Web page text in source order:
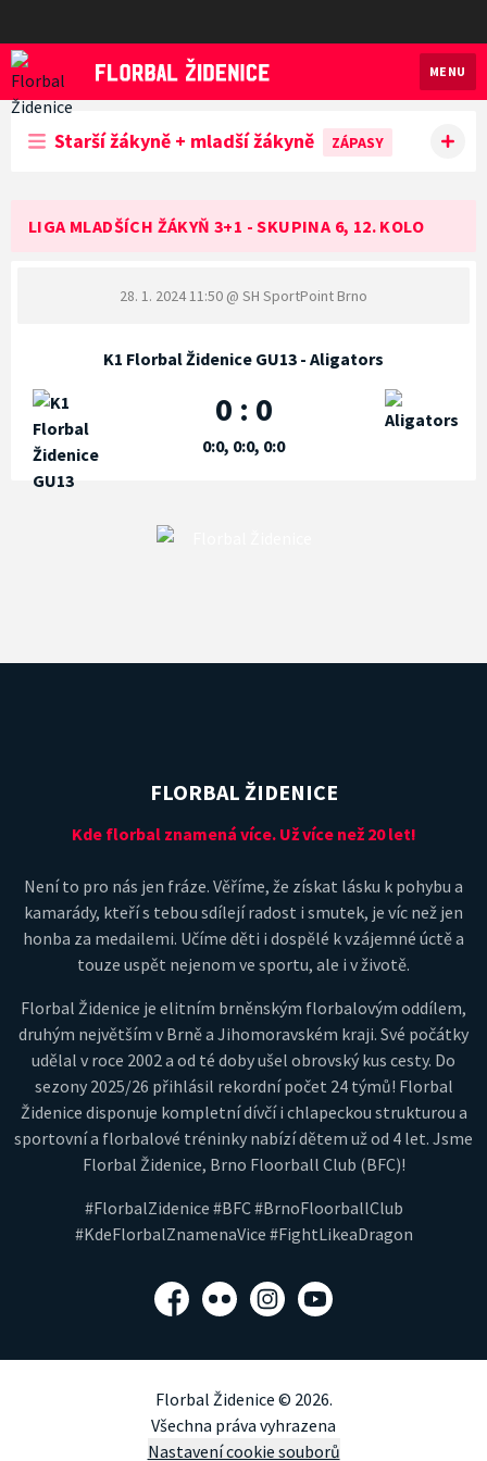
Florbal Židenice
MENU
Starší žákyně + mladší žákyně ZÁPASY
LIGA MLADŠÍCH ŽÁKYŇ 3+1 - SKUPINA 6, 12. KOLO
28. 1. 2024 11:50 @ SH SportPoint Brno
K1 Florbal Židenice GU13 - Aligators
0 : 0
0:0, 0:0, 0:0
FLORBAL ŽIDENICE
Kde florbal znamená více. Už více než 20 let!
Není to pro nás jen fráze. Věříme, že získat lásku k pohybu a
kamarády, kteří s tebou sdílejí radost i smutek, je víc než jen
honba za medailemi. Učíme děti i dospělé k vzájemné úctě a
touze uspět nejenom ve sportu, ale i v životě.
Florbal Židenice je elitním brněnským florbalovým oddílem,
druhým největším v Brně a Jihomoravském kraji. Své počátky
udělal v roce 2002 a od té doby ušel obrovský kus cesty. Do
sezony 2025/26 přihlásil rekordní počet 24 týmů! Florbal
Židenice disponuje kompletní dívčí i chlapeckou strukturou a
sportovní a florbalové tréninky nabízí dětem už od 4 let. Jsme
Florbal Židenice, Brno Floorball Club (BFC)!
#FlorbalZidenice #BFC #BrnoFloorballClub
#KdeFlorbalZnamenaVice #FightLikeaDragon
Facebook
Flickr Instagram
YouTube
Florbal Židenice © 2026.
Všechna práva vyhrazena
Nastavení cookie souborů